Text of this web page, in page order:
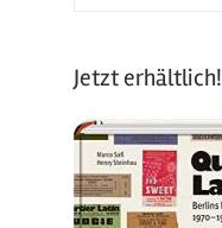
Jetzt erhältlich!